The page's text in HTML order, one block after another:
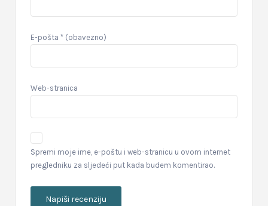
E-pošta * (obavezno)
Web-stranica
Spremi moje ime, e-poštu i web-stranicu u ovom internet
pregledniku za sljedeći put kada budem komentirao.